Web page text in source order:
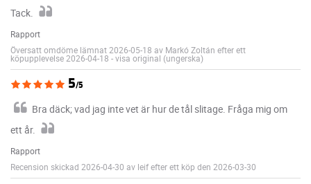
Tack.
Rapport
Översatt omdöme lämnat 2026-05-18 av Markó Zoltán efter ett
köpupplevelse 2026-04-18 -visa original (ungerska)
5/5
Bra däck; vad jag inte vet är hur de tål slitage. Fråga mig om
ett år.
Rapport
Recension skickad 2026-04-30 av leif efter ett köp den 2026-03-30